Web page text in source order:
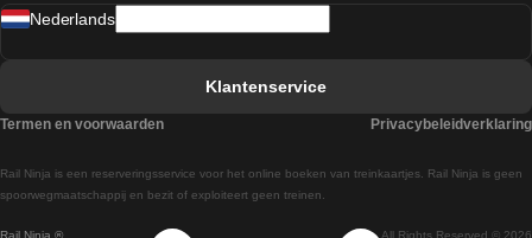
Treinen van Wenen naar Salzburg
Rail Ninja ® All Rights Reserved © 2026
Rail Ninja is een reserveringsservice voor het online boeken van treinkaartjes. Rail Ninja is geen
spoorwegmaatschappij en bezit of exploiteert geen treinen.
Nederlands
Klantenservice
Termen en voorwaarden Privacybeleidverklaring